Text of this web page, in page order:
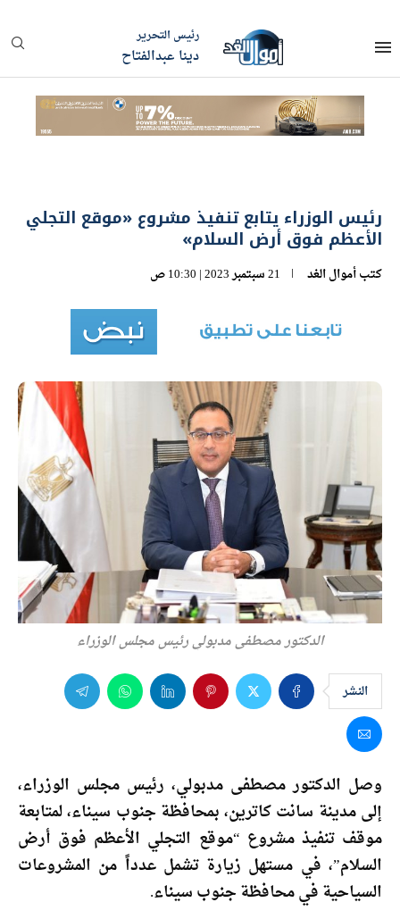
رئيس التحرير
دينا عبدالفتاح
رئيس الوزراء يتابع تنفيذ مشروع «موقع التجلي
الأعظم فوق أرض السلام»
كتبأموال الغد 21 سبتمبر 2023 | 10:30 ص
الدكتور مصطفى مدبولي رئيس مجلس الوزراء
النشر
وصل الدكتور مصطفى مدبولي، رئيس مجلس الوزراء،
إلى مدينة سانت كاترين، بمحافظة جنوب سيناء، لمتابعة
موقف تنفيذ مشروع “موقع التجلي الأعظم فوق أرض
السلام”، في مستهل زيارة تشمل عدداً من المشروعات
السياحية في محافظة جنوب سيناء.